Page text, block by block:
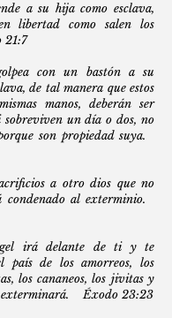
a su hija como esclava,
libertad como salen los
21:7
con un bastón a su
de tal manera que estos
manos, deberán ser
sobreviven un día o dos, no
son propiedad suya.
a otro dios que no
condenado al exterminio.
irá delante de ti y te
país de los amorreos, los
los cananeos, los jivitas y
exterminará. Éxodo 23:23